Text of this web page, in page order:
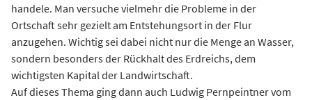
handele. Man versuche vielmehr die Probleme in der
Ortschaft sehr gezielt am Entstehungsort in der Flur
anzugehen. Wichtig sei dabei nicht nur die Menge an Wasser,
sondern besonders der Rückhalt des Erdreichs, dem
wichtigsten Kapital der Landwirtschaft.
Auf dieses Thema ging dann auch Ludwig Pernpeintner vom